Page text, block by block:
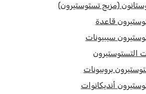
(مزيج تستوستيرون)
قاعدة
سيبيونات
التستوستيرون
بروبيونات
أنديكانوات